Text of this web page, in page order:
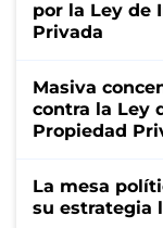
por la Ley de
Privada
Masiva
contra la Ley
Propiedad
La mesa
su estrategia